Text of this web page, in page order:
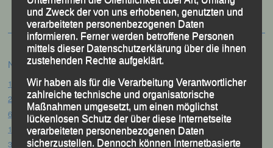
Neueste Beiträge
15. Pörndorfer Sommernachtslauf – Pörndorf, 01.08.2026
20. Goldener Steig-Lauf – Stozec/Tusset, 01.08.2026
61. Bergsportfest – Ortenburg, 26.07.2026
12. Loser Berglauf – Altaussee/Österreich, 25.07.2026
32. Sommerbiathlon – Passau, 18.07.2026
und Zweck der von uns erhobenen, genutzten und
verarbeiteten personenbezogenen Daten
informieren. Ferner werden betroffene Personen
mittels dieser Datenschutzerklärung über die ihnen
zustehenden Rechte aufgeklärt.
Wir haben als für die Verarbeitung Verantwortlicher
zahlreiche technische und organisatorische
Maßnahmen umgesetzt, um einen möglichst
lückenlosen Schutz der über diese Internetseite
verarbeiteten personenbezogenen Daten
sicherzustellen. Dennoch können Internetbasierte